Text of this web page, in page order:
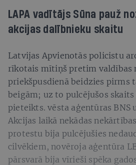
LAPA vadītājs Sūna pauž
akcijas dalībnieku skaitu
Latvijas Apvienotās policistu
rīkotais mītiņš pretim valdības
priekšpusdienā beidzies pirms
beigām; uz to pulcējušos skaits
pieteikts. vēsta aģentūras BNS
Akcijas laikā nekādas
protestu bija pulcējušies
cilvēkiem, novēroja aģentūra
pārsvarā bija vīrieši spēka